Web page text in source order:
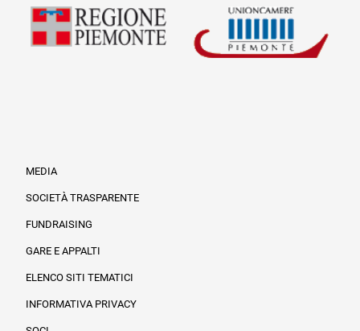
MEDIA
SOCIETÀ TRASPARENTE
FUNDRAISING
GARE E APPALTI
ELENCO SITI TEMATICI
INFORMATIVA PRIVACY